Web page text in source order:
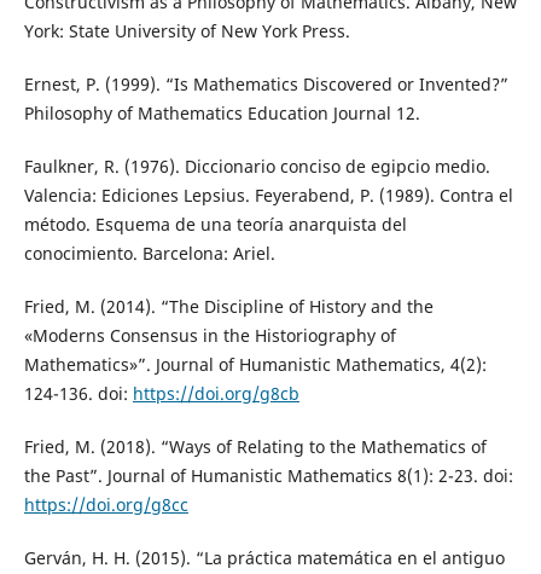
York: State University of New York Press.
Ernest, P. (1999). “Is Mathematics Discovered or Invented?”
Philosophy of Mathematics Education Journal 12.
Faulkner, R. (1976). Diccionario conciso de egipcio medio.
Valencia: Ediciones Lepsius. Feyerabend, P. (1989). Contra el
método. Esquema de una teoría anarquista del
conocimiento. Barcelona: Ariel.
Fried, M. (2014). “The Discipline of History and the
«Moderns Consensus in the Historiography of
Mathematics»”. Journal of Humanistic Mathematics, 4(2):
124-136. doi: https://doi.org/g8cb
Fried, M. (2018). “Ways of Relating to the Mathematics of
the Past”. Journal of Humanistic Mathematics 8(1): 2-23. doi:
https://doi.org/g8cc
Gerván, H. H. (2015). “La práctica matemática en el antiguo